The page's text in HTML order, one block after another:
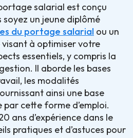
salarial est conçu
un jeune diplômé
du portage salarial ou un
à optimiser votre
essentiels, y compris la
Il aborde les bases
les modalités
ainsi une base
cette forme d’emploi.
ans d’expérience dans le
pratiques et d’astuces pour